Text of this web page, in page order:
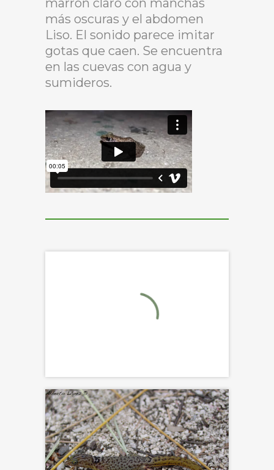
más oscuras y el abdomen
Liso. El sonido parece imitar
gotas que caen. Se encuentra
en las cuevas con agua y
sumideros.